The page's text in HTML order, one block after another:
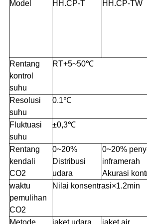
Model HH.CP-T HH.CP-TW
Rentang
kontrol
suhu
RT+5~50℃
Resolusi
suhu
0.1℃
Fluktuasi
suhu
±0,3℃
Rentang
kendali
CO2
0~20%
Distribusi
udara
0~20%
inframerah
Akurasi
waktu
pemulihan
CO2
Nilai konsentrasi×1.2min